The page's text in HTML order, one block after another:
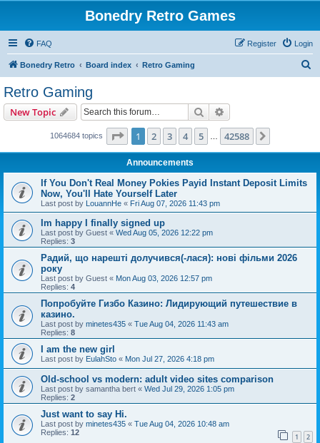
Bonedry Retro Games
FAQ Login
Register
Bonedry Retro Board index Retro Gaming
Retro Gaming
New Topic Search
1064684 topics Page 1of 42588
1 2 3 4 5 42588
Announcements
If You Don't Real Money Pokies Payid Instant Deposit Limits
Now, You'll Hate Yourself Later
Last post by LouannHe « Fri Aug 07, 2026 11:43 pm
Im happy I finally signed up
Last post by Guest « Wed Aug 05, 2026 12:22 pm
Replies: 3
Радий, що нарешті долучився(-лася): нові фільми 2026
року
Last post by Guest « Mon Aug 03, 2026 12:57 pm
Replies: 4
Попробуйте Гизбо Казино: Лидирующий путешествие в
казино.
Last post by minetes435 « Tue Aug 04, 2026 11:43 am
Replies: 8
I am the new girl
Last post by EulahSto « Mon Jul 27, 2026 4:18 pm
Old-school vs modern: adult video sites comparison
Last post by samantha bert « Wed Jul 29, 2026 1:05 pm
Replies: 2
Just want to say Hi.
Last post by minetes435 « Tue Aug 04, 2026 10:48 am
Replies: 12 1 2